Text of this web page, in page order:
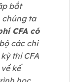
bắt
chúng ta
CFA có
các chi
thi CFA
kế